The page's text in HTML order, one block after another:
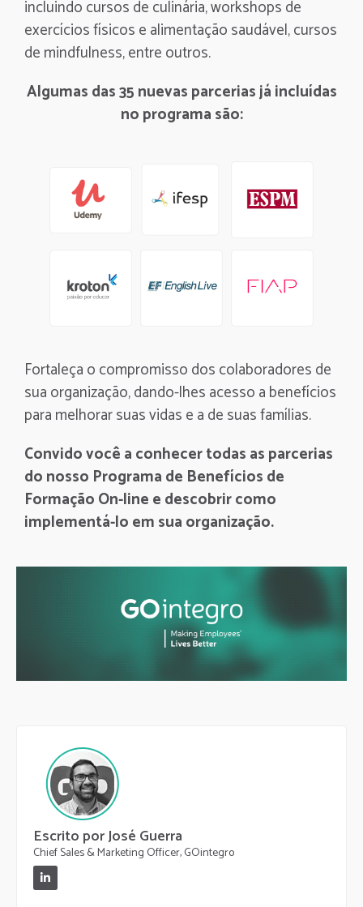
incluindo cursos de culinária, workshops de
exercícios físicos e alimentação saudável, cursos
de mindfulness, entre outros.
Algumas das 35 nuevas parcerias já incluídas
no programa são:
Fortaleça o compromisso dos colaboradores de
sua organização, dando-lhes acesso a benefícios
para melhorar suas vidas e a de suas famílias.
Convido você a conhecer todas as parcerias
do nosso Programa de Benefícios de
Formação On-line e descobrir como
implementá-lo em sua organização.
Escrito por José Guerra
Chief Sales & Marketing Officer, GOintegro